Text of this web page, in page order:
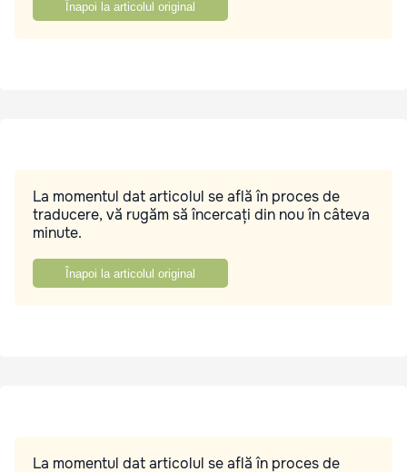
Înapoi la articolul original
La momentul dat articolul se află în proces de
traducere, vă rugăm să încercați din nou în câteva
minute.
Înapoi la articolul original
La momentul dat articolul se află în proces de